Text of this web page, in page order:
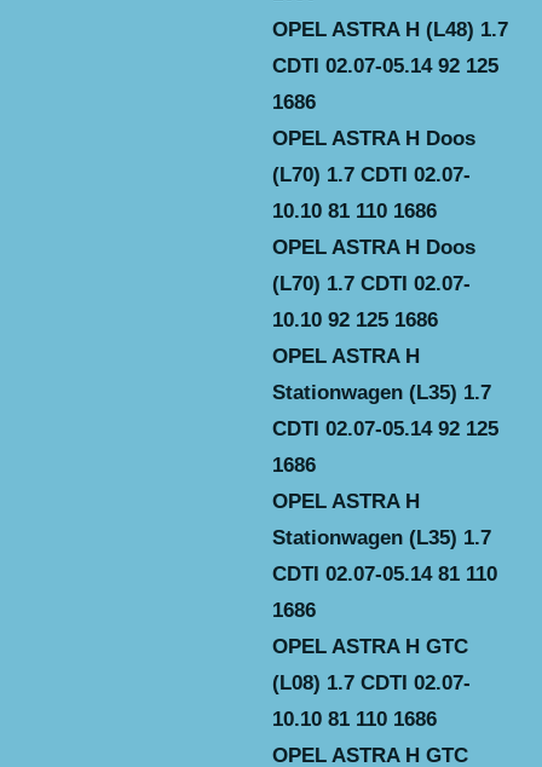
OPEL ASTRA H (L48) 1.7
CDTI 02.07-05.14 92 125
1686
OPEL ASTRA H Doos
(L70) 1.7 CDTI 02.07-
10.10 81 110 1686
OPEL ASTRA H Doos
(L70) 1.7 CDTI 02.07-
10.10 92 125 1686
OPEL ASTRA H
Stationwagen (L35) 1.7
CDTI 02.07-05.14 92 125
1686
OPEL ASTRA H
Stationwagen (L35) 1.7
CDTI 02.07-05.14 81 110
1686
OPEL ASTRA H GTC
(L08) 1.7 CDTI 02.07-
10.10 81 110 1686
OPEL ASTRA H GTC